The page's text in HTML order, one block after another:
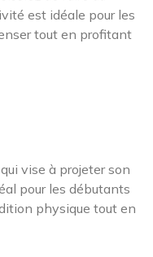
est idéale pour les
tout en profitant
vise à projeter son
pour les débutants
physique tout en